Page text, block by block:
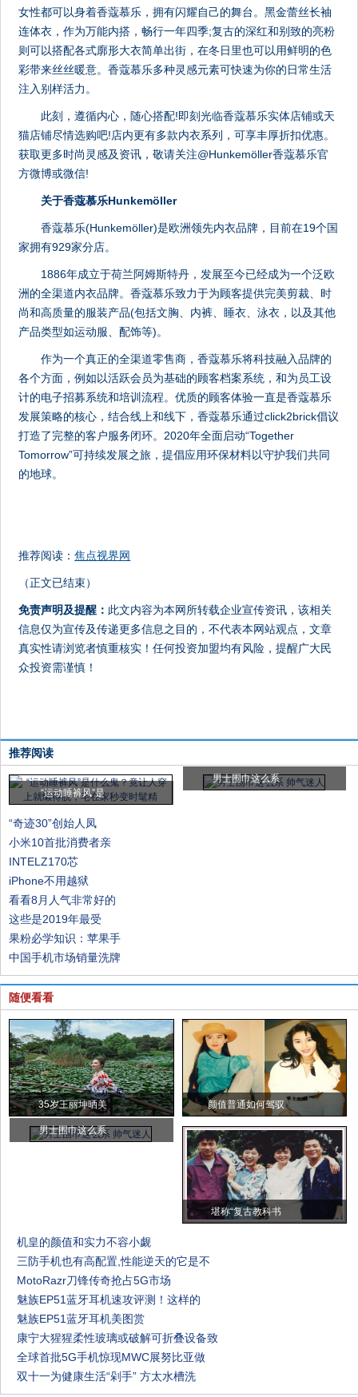
女性都可以身着香蔻慕乐，拥有闪耀自己的舞台。黑金蕾丝长袖
连体衣，作为万能内搭，畅行一年四季;复古的深红和别致的亮粉
则可以搭配各式廓形大衣简单出街，在冬日里也可以用鲜明的色
彩带来丝丝暖意。香蔻慕乐多种灵感元素可快速为你的日常生活
注入别样活力。
此刻，遵循内心，随心搭配!即刻光临香蔻慕乐实体店铺或天
猫店铺尽情选购吧!店内更有多款内衣系列，可享丰厚折扣优惠。
获取更多时尚灵感及资讯，敬请关注@Hunkemöller香蔻慕乐官
方微博或微信!
关于香蔻慕乐Hunkemöller
香蔻慕乐(Hunkemöller)是欧洲领先内衣品牌，目前在19个国
家拥有929家分店。
1886年成立于荷兰阿姆斯特丹，发展至今已经成为一个泛欧
洲的全渠道内衣品牌。香蔻慕乐致力于为顾客提供完美剪裁、时
尚和高质量的服装产品(包括文胸、内裤、睡衣、泳衣，以及其他
产品类型如运动服、配饰等)。
作为一个真正的全渠道零售商，香蔻慕乐将科技融入品牌的
各个方面，例如以活跃会员为基础的顾客档案系统，和为员工设
计的电子招募系统和培训流程。优质的顾客体验一直是香蔻慕乐
发展策略的核心，结合线上和线下，香蔻慕乐通过click2brick倡议
打造了完整的客户服务闭环。2020年全面启动“Together
Tomorrow”可持续发展之旅，提倡应用环保材料以守护我们共同
的地球。
推荐阅读：焦点视界网
（正文已结束）
免责声明及提醒： 此文内容为本网所转载企业宣传资讯，该相关
信息仅为宣传及传递更多信息之目的，不代表本网站观点，文章
真实性请浏览者慎重核实！任何投资加盟均有风险，提醒广大民
众投资需谨慎！
推荐阅读
“运动睡裤风”是
男士围巾这么系
“奇迹30”创始人凤
小米10首批消费者亲
INTELZ170芯
iPhone不用越狱
看看8月人气非常好的
这些是2019年最受
果粉必学知识：苹果手
中国手机市场销量洗牌
随便看看
35岁王丽坤晒美 颜值普通如何驾驭
男士围巾这么系
堪称“复古教科书
机皇的颜值和实力不容小觑
三防手机也有高配置,性能逆天的它是不
MotoRazr刀锋传奇抢占5G市场
魅族EP51蓝牙耳机速攻评测！这样的
魅族EP51蓝牙耳机美图赏
康宁大猩猩柔性玻璃或破解可折叠设备致
全球首批5G手机惊现MWC展努比亚做
双十一为健康生活“剁手” 方太水槽洗